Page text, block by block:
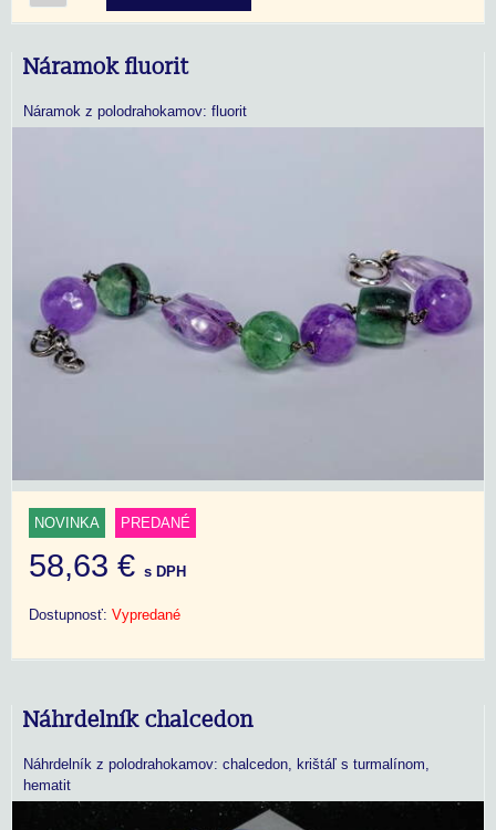
Náramok fluorit
Náramok z polodrahokamov: fluorit
NOVINKA PREDANÉ
58,63 € s DPH
Dostupnosť: Vypredané
Náhrdelník chalcedon
Náhrdelník z polodrahokamov: chalcedon, krištáľ s turmalínom,
hematit